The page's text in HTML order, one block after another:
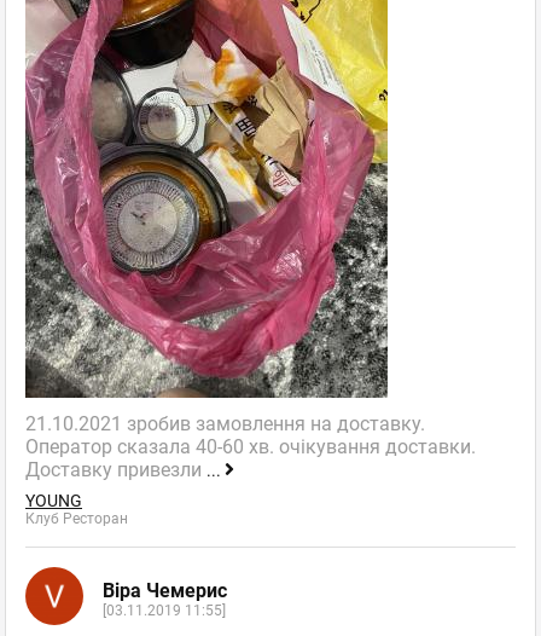
21.10.2021 зробив замовлення на доставку.
Оператор сказала 40-60 хв. очікування доставки.
Доставку привезли ...
YOUNG
Клуб Ресторан
Віра Чемерис
[03.11.2019 11:55]